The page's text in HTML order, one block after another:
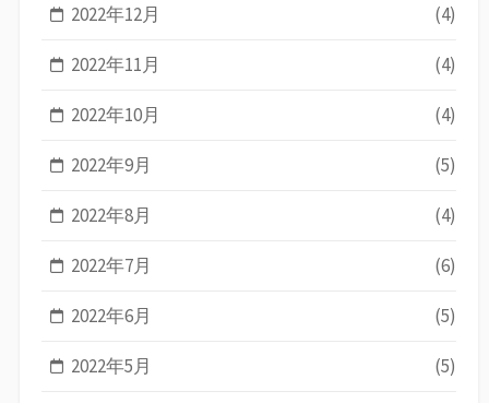
2022年12月 (4)
2022年11月 (4)
2022年10月 (4)
2022年9月 (5)
2022年8月 (4)
2022年7月 (6)
2022年6月 (5)
2022年5月 (5)